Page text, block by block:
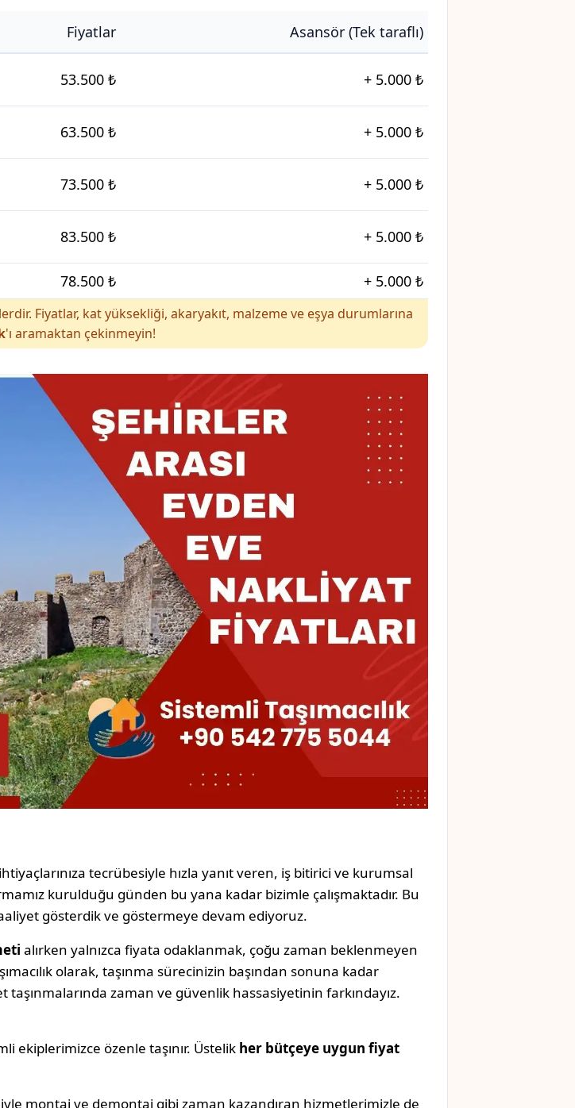
Fiyatlar Asansör (Tek taraflı)
53.500 ₺ + 5.000 ₺
63.500 ₺ + 5.000 ₺
73.500 ₺ + 5.000 ₺
83.500 ₺ + 5.000 ₺
78.500 ₺ + 5.000 ₺
Fiyatlar, kat yüksekliği, akaryakıt, malzeme ve eşya durumlarına
'ı aramaktan çekinmeyin!
tecrübesiyle hızla yanıt veren, iş bitirici ve kurumsal
kurulduğu günden bu yana kadar bizimle çalışmaktadır. Bu
gösterdik ve göstermeye devam ediyoruz.
alırken yalnızca fiyata odaklanmak, çoğu zaman beklenmeyen
olarak, taşınma sürecinizin başından sonuna kadar
zaman ve güvenlik hassasiyetinin farkındayız.
ekiplerimizce özenle taşınır. Üstelik her bütçeye uygun fiyat
montaj ve demontaj gibi zaman kazandıran hizmetlerimizle de